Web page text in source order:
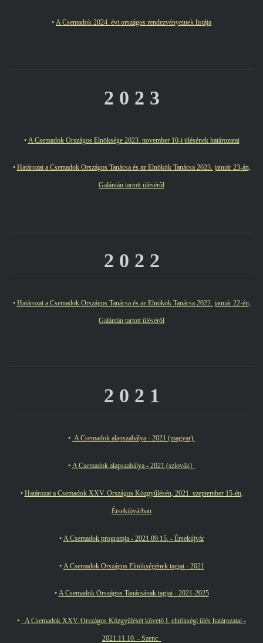
• A Csemadok 2024. évi országos rendezvényeinek listája
2 0 2 3
• A Csemadok Országos Elnöksége 2023. november 10-i ülésének határozatai
• Határozat a Csemadok Országos Tanácsa és az Elnökök Tanácsa 2023. január 23-án,
Galántán tartott üléséről
2 0 2 2
• Határozat a Csemadok Országos Tanácsa és az Elnökök Tanácsa 2022. január 22-én,
Galántán tartott üléséről
2 0 2 1
• A Csemadok alapszabálya - 2021 (magyar)
• A Csemadok alapszabálya - 2021 (szlovák)
• Határozat a Csemadok XXV. Országos Közgyűlésén, 2021. szeptember 15-én,
Érsekújvárban
• A Csemadok programja - 2021.09.15. - Érsekújvár
• A Csemadok Országos Elnökségének tagjai - 2021
• A Csemadok Országos Tanácsának tagjai - 2021-2025
• A Csemadok XXV. Országos Közgyűlését követő I. elnökségi ülés határozatai -
2021.11.10. - Szenc